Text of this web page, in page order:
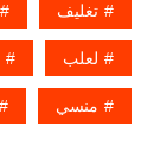
تغليف
لعلب
منسي